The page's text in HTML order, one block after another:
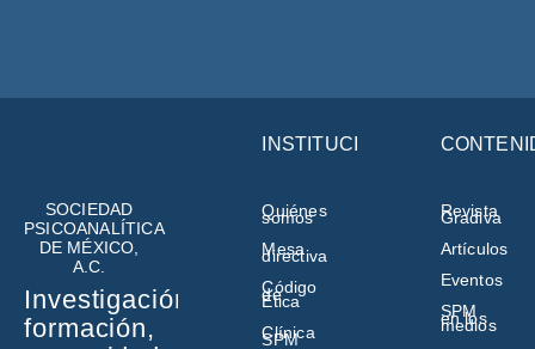
SOCIEDAD
PSICOANALÍTICA
DE MÉXICO,
A.C.
Investigación,
formación,
INSTITUCIÓN
Quiénes
somos
Mesa
directiva
Código
de
Ética
Clínica
SPM
Revista
Gradiva
Artículos
Eventos
SPM
en los
medios